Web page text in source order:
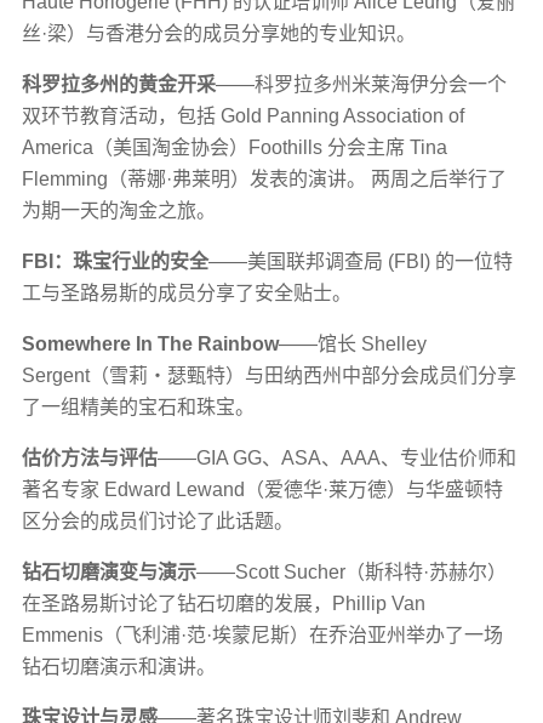
丝·梁）与香港分会的成员分享她的专业知识。
科罗拉多州的黄金开采——科罗拉多州米莱海伊分会一个
双环节教育活动，包括 Gold Panning Association of
America（美国淘金协会）Foothills 分会主席 Tina
Flemming（蒂娜·弗莱明）发表的演讲。 两周之后举行了
为期一天的淘金之旅。
FBI：珠宝行业的安全——美国联邦调查局 (FBI) 的一位特
工与圣路易斯的成员分享了安全贴士。
Somewhere In The Rainbow——馆长 Shelley
Sergent（雪莉‧瑟甄特）与田纳西州中部分会成员们分享
了一组精美的宝石和珠宝。
估价方法与评估——GIA GG、ASA、AAA、专业估价师和
著名专家 Edward Lewand（爱德华·莱万德）与华盛顿特
区分会的成员们讨论了此话题。
钻石切磨演变与演示——Scott Sucher（斯科特·苏赫尔）
在圣路易斯讨论了钻石切磨的发展，Phillip Van
Emmenis（飞利浦·范·埃蒙尼斯）在乔治亚州举办了一场
钻石切磨演示和演讲。
珠宝设计与灵感——著名珠宝设计师刘斐和 Andrew